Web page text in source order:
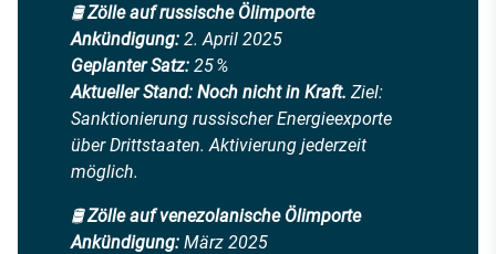
🛢️Zölle auf russische Ölimporte
Ankündigung: 2. April 2025
Geplanter Satz: 25 %
Aktueller Stand: Noch nicht in Kraft. Ziel:
Sanktionierung russischer Energieexporte
über Drittstaaten. Aktivierung jederzeit
möglich.
🛢️Zölle auf venezolanische Ölimporte
Ankündigung: März 2025